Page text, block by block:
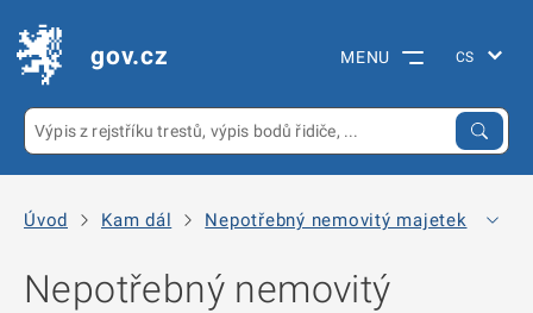
gov.cz MENU
Úvod Kam dál Nepotřebný nemovitý majetek
Nepotřebný nemovitý